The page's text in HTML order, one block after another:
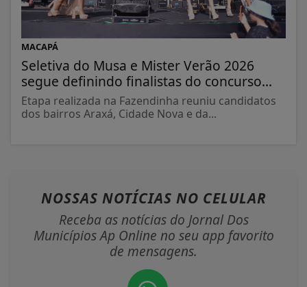
MACAPÁ
Seletiva do Musa e Mister Verão 2026
segue definindo finalistas do concurso...
Etapa realizada na Fazendinha reuniu candidatos
dos bairros Araxá, Cidade Nova e da...
NOSSAS NOTÍCIAS NO CELULAR
Receba as notícias do Jornal Dos
Municípios Ap Online no seu app favorito
de mensagens.